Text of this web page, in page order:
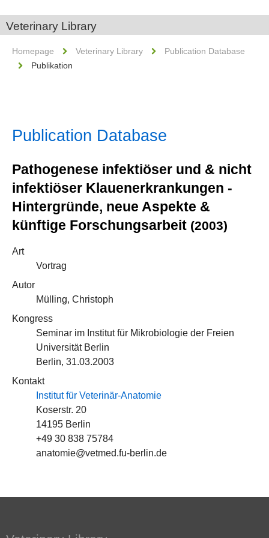
Veterinary Library
Homepage Veterinary Library
Publication Database
Publikation
Publication Database
Pathogenese infektiöser und & nicht
infektiöser Klauenerkrankungen -
Hintergründe, neue Aspekte &
künftige Forschungsarbeit (2003)
Art
Vortrag
Autor
Mülling, Christoph
Kongress
Seminar im Institut für Mikrobiologie der Freien
Universität Berlin
Berlin, 31.03.2003
Kontakt
Institut für Veterinär-Anatomie
Koserstr. 20
14195 Berlin
+49 30 838 75784
anatomie@vetmed.fu-berlin.de